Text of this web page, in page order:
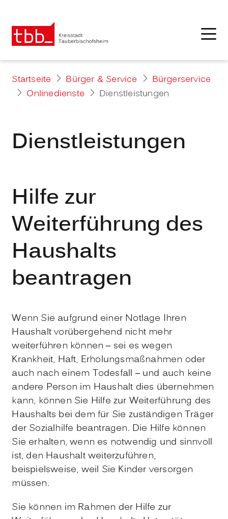
Startseite Bürger & Service
Bürgerservice
Onlinedienste
Dienstleistungen
Dienstleistungen
Hilfe zur
Weiterführung des
Haushalts
beantragen
Wenn Sie aufgrund einer Notlage Ihren
Haushalt vorübergehend nicht mehr
weiterführen können – sei es wegen
Krankheit, Haft, Erholungsmaßnahmen oder
auch nach einem Todesfall – und auch keine
andere Person im Haushalt dies übernehmen
kann, können Sie Hilfe zur Weiterführung des
Haushalts bei dem für Sie zuständigen Träger
der Sozialhilfe beantragen. Die Hilfe können
Sie erhalten, wenn es notwendig und sinnvoll
ist, den Haushalt weiterzuführen,
beispielsweise, weil Sie Kinder versorgen
müssen.
Sie können im Rahmen der Hilfe zur